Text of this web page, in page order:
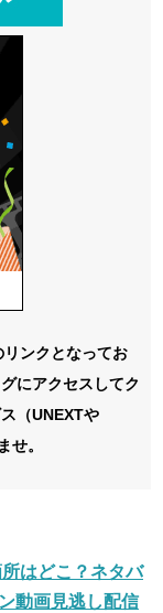
リンクとなってお
にアクセスしてク
（UNEXTや
せ。
はどこ？ネタバ
動画見逃し配信